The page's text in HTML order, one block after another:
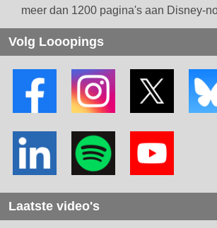
meer dan 1200 pagina's aan Disney-
Volg Looopings
Laatste video's